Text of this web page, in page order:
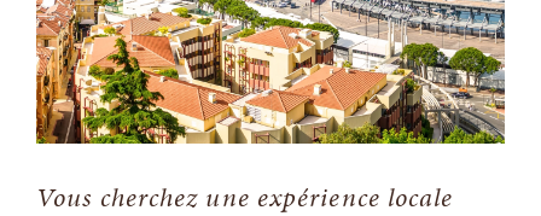
Vous cherchez une expérience locale